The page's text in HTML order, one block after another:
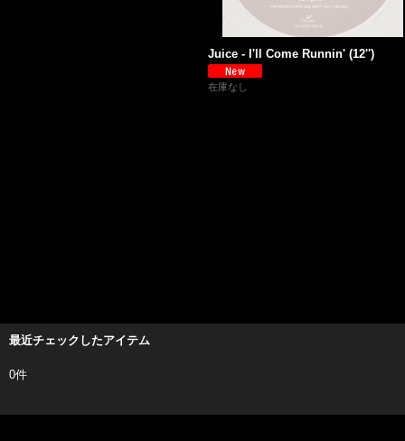
Juice - I'll Come Runnin' (12'')
在庫なし
最近チェックしたアイテム
0件